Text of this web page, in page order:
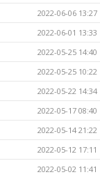
2022-06-06 13:27
2022-06-01 13:33
2022-05-25 14:40
2022-05-25 10:22
2022-05-22 14:34
2022-05-17 08:40
2022-05-14 21:22
2022-05-12 17:11
2022-05-02 11:41